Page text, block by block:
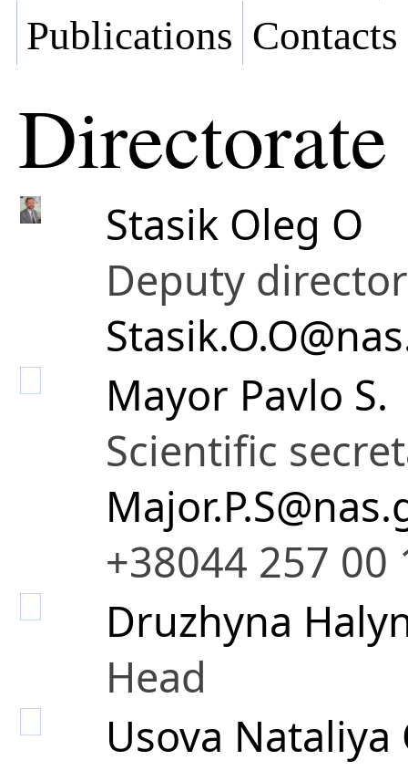
Publications Contacts
Directorate
Stasik Oleg O
Deputy director
Mayor Pavlo S.
Scientific
+38044 257 00
Druzhyna
Head
Usova